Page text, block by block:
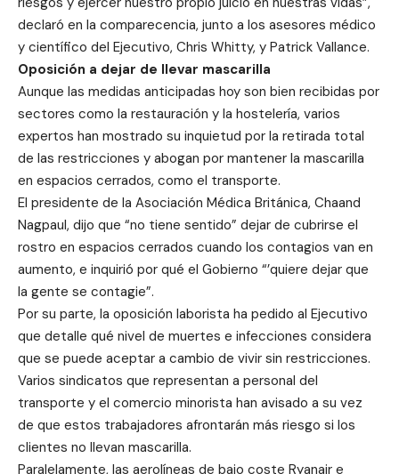
declaró en la comparecencia, junto a los asesores médico
y científico del Ejecutivo, Chris Whitty, y Patrick Vallance.
Oposición a dejar de llevar mascarilla
Aunque las medidas anticipadas hoy son bien recibidas por
sectores como la restauración y la hostelería, varios
expertos han mostrado su inquietud por la retirada total
de las restricciones y abogan por mantener la mascarilla
en espacios cerrados, como el transporte.
El presidente de la Asociación Médica Británica, Chaand
Nagpaul, dijo que “no tiene sentido” dejar de cubrirse el
rostro en espacios cerrados cuando los contagios van en
aumento, e inquirió por qué el Gobierno “’quiere dejar que
la gente se contagie”.
Por su parte, la oposición laborista ha pedido al Ejecutivo
que detalle qué nivel de muertes e infecciones considera
que se puede aceptar a cambio de vivir sin restricciones.
Varios sindicatos que representan a personal del
transporte y el comercio minorista han avisado a su vez
de que estos trabajadores afrontarán más riesgo si los
clientes no llevan mascarilla.
Paralelamente, las aerolíneas de bajo coste Ryanair e